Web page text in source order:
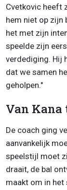
Cvetkovic heeft
hem niet op zijn
het met zijn
speelde zijn
verdediging. Hij
dat we samen
geholpen."
Van Kana
De coach ging
aanvankelijk
speelstijl moet
draait, de bal
maakt om in